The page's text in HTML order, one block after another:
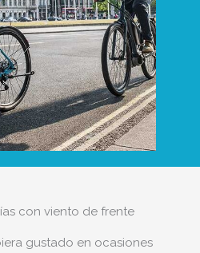
con viento de frente
gustado en ocasiones